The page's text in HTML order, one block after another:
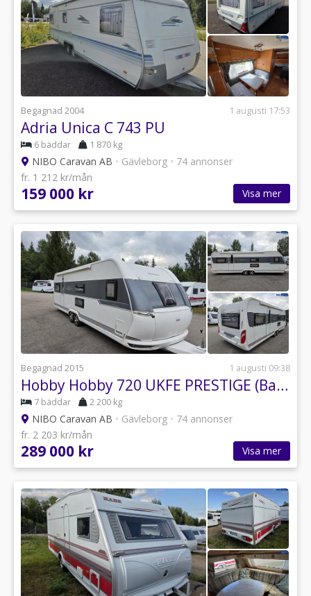
Begagnad 2004 1 augusti 17:53
Adria Unica C 743 PU
6 bäddar 1 870 kg
NIBO Caravan AB • Gävleborg • 74 annonser
fr. 1 212 kr/mån
159 000 kr Visa mer
Begagnad 2015 1 augusti 09:38
Hobby Hobby 720 UKFE PRESTIGE (Barnkammare)
7 bäddar 2 200 kg
NIBO Caravan AB • Gävleborg • 74 annonser
fr. 2 203 kr/mån
289 000 kr Visa mer